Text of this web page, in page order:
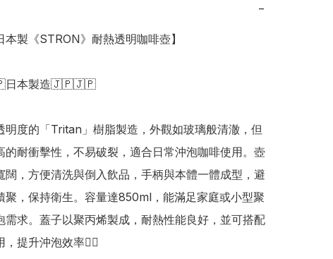
−
本製《STRON》耐熱透明咖啡壺】
本製造🇯🇵🇯🇵
明度的「Tritan」樹脂製造，外觀如玻璃般清澈，但
的耐衝擊性，不易破裂，適合日常沖泡咖啡使用。壺
闊，方便清洗與倒入飲品，手柄與本體一體成型，避
聚，保持衛生。容量達850ml，能滿足家庭或小型聚
需求。蓋子以聚丙烯製成，耐熱性能良好，並可搭配
提升沖泡效率👍🏻